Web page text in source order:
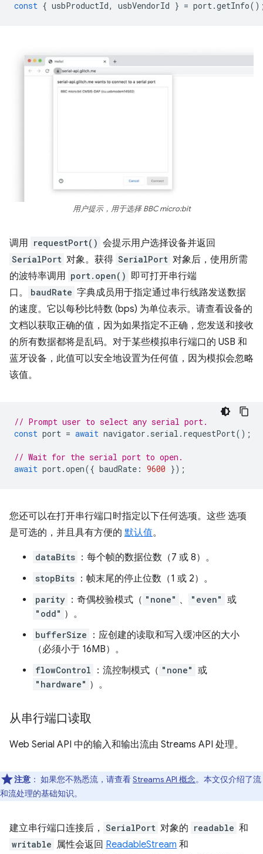
const { usbProductId, usbVendorId } = port.getInfo
用户提示，用于选择 BBC micro:bit
调用 requestPort() 会提示用户选择设备并返回
SerialPort 对象。获得 SerialPort 对象后，使用所需
的波特率调用 port.open() 即可打开串行端
口。
baudRate 字典成员用于指定通过串行线路发送数据
的速度。它以每秒比特数 (bps) 为单位表示。请查看设备的
文档以获取正确的值，因为如果指定不正确，您发送和接收
的所有数据都将是乱码。对于某些模拟串行端口的 USB 和
蓝牙设备，此值可以安全地设置为任何值，因为模拟会忽略
该值。
// Prompt user to select any serial port.
const port = await navigator . serial . requestPort();
// Wait for the serial port to open.
await port.open({ baudRate : 9600 });
您还可以在打开串行端口时指定以下任何选项。这些 选项
是可选的，并且具有方便的 默认值。
dataBits ：每个帧的数据位数（7 或 8）。
stopBits ：帧末尾的停止位数（1 或 2）。
parity ：奇偶校验模式（ "none" 、 "even" 或
"odd" ）。
bufferSize
：应创建的读取和写入缓冲区的大小
（必须小于 16MB）。
flowControl ：流控制模式（ "none" 或
"hardware" ）。
从串行端口读取
Web Serial API 中的输入和输出流由 Streams API 处理。
注意 ： 如果您不熟悉流，请查看Streams API 概念。本文仅介绍了流
和流处理的基础知识。
建立串行端口连接后， SerialPort 对象的 readable 和
writable 属性会返回 ReadableStream 和